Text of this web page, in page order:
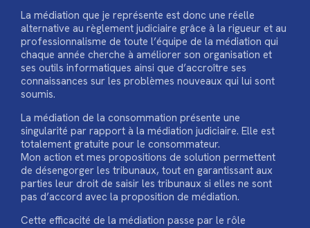
La médiation que je représente est donc une réelle
alternative au règlement judiciaire grâce à la rigueur et au
professionnalisme de toute l’équipe de la médiation qui
chaque année cherche à améliorer son organisation et
ses outils informatiques ainsi que d’accroître ses
connaissances sur les problèmes nouveaux qui lui sont
soumis.
La médiation de la consommation présente une
singularité par rapport à la médiation judiciaire. Elle est
totalement gratuite pour le consommateur.
Mon action et mes propositions de solution permettent
de désengorger les tribunaux, tout en garantissant aux
parties leur droit de saisir les tribunaux si elles ne sont
pas d’accord avec la proposition de médiation.
Cette efficacité de la médiation passe par le rôle